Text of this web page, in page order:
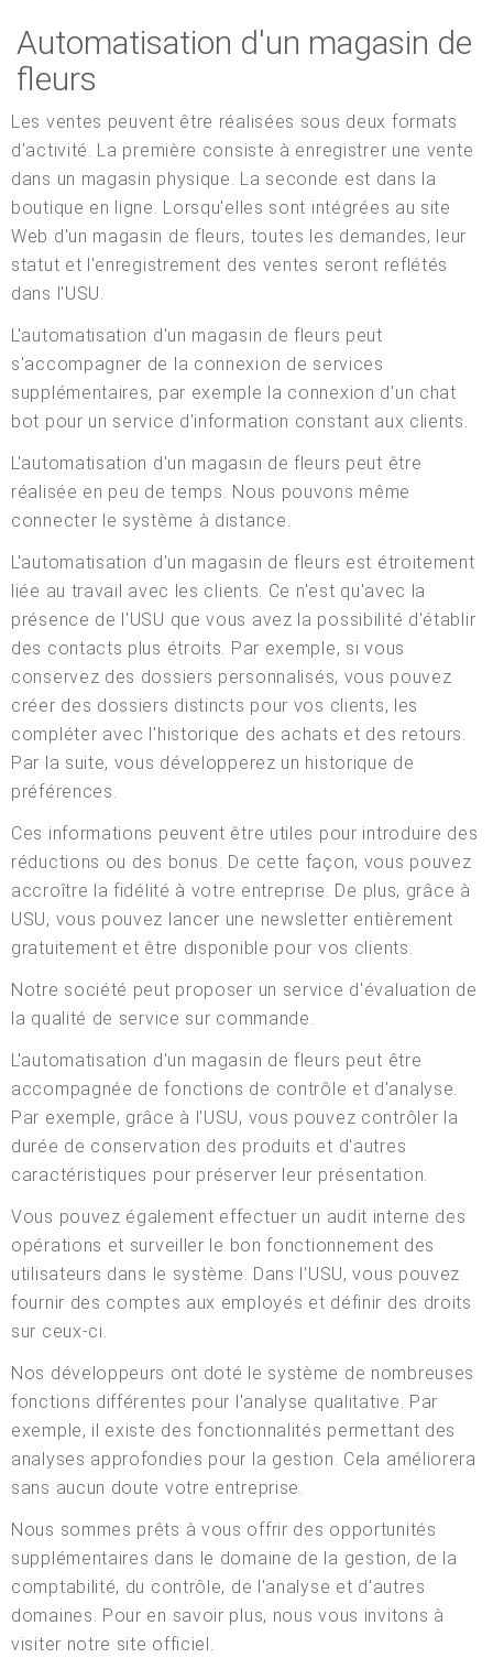
Automatisation d'un magasin de
fleurs
Les ventes peuvent être réalisées sous deux formats
d'activité. La première consiste à enregistrer une vente
dans un magasin physique. La seconde est dans la
boutique en ligne. Lorsqu'elles sont intégrées au site
Web d'un magasin de fleurs, toutes les demandes, leur
statut et l'enregistrement des ventes seront reflétés
dans l'USU.
L'automatisation d'un magasin de fleurs peut
s'accompagner de la connexion de services
supplémentaires, par exemple la connexion d'un chat
bot pour un service d'information constant aux clients.
L'automatisation d'un magasin de fleurs peut être
réalisée en peu de temps. Nous pouvons même
connecter le système à distance.
L'automatisation d'un magasin de fleurs est étroitement
liée au travail avec les clients. Ce n'est qu'avec la
présence de l'USU que vous avez la possibilité d'établir
des contacts plus étroits. Par exemple, si vous
conservez des dossiers personnalisés, vous pouvez
créer des dossiers distincts pour vos clients, les
compléter avec l'historique des achats et des retours.
Par la suite, vous développerez un historique de
préférences.
Ces informations peuvent être utiles pour introduire des
réductions ou des bonus. De cette façon, vous pouvez
accroître la fidélité à votre entreprise. De plus, grâce à
USU, vous pouvez lancer une newsletter entièrement
gratuitement et être disponible pour vos clients.
Notre société peut proposer un service d'évaluation de
la qualité de service sur commande.
L'automatisation d'un magasin de fleurs peut être
accompagnée de fonctions de contrôle et d'analyse.
Par exemple, grâce à l'USU, vous pouvez contrôler la
durée de conservation des produits et d'autres
caractéristiques pour préserver leur présentation.
Vous pouvez également effectuer un audit interne des
opérations et surveiller le bon fonctionnement des
utilisateurs dans le système. Dans l'USU, vous pouvez
fournir des comptes aux employés et définir des droits
sur ceux-ci.
Nos développeurs ont doté le système de nombreuses
fonctions différentes pour l'analyse qualitative. Par
exemple, il existe des fonctionnalités permettant des
analyses approfondies pour la gestion. Cela améliorera
sans aucun doute votre entreprise.
Nous sommes prêts à vous offrir des opportunités
supplémentaires dans le domaine de la gestion, de la
comptabilité, du contrôle, de l'analyse et d'autres
domaines. Pour en savoir plus, nous vous invitons à
visiter notre site officiel.